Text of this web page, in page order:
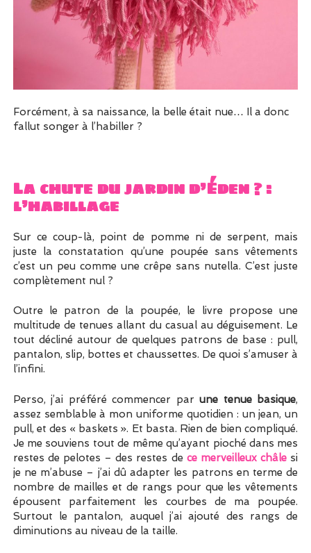
Forcément, à sa naissance, la belle était nue… Il a donc
fallut songer à l’habiller ?
La chute du jardin d’Éden ? :
l’habillage
Sur ce coup-là, point de pomme ni de serpent, mais
juste la constatation qu’une poupée sans vêtements
c’est un peu comme une crêpe sans nutella. C’est juste
complètement nul ?
Outre le patron de la poupée, le livre propose une
multitude de tenues allant du casual au déguisement. Le
tout décliné autour de quelques patrons de base : pull,
pantalon, slip, bottes et chaussettes. De quoi s’amuser à
l’infini.
Perso, j’ai préféré commencer parune tenue basique,
assez semblable à mon uniforme quotidien : un jean, un
pull, et des « baskets ». Et basta. Rien de bien compliqué.
Je me souviens tout de même qu’ayant pioché dans mes
restes de pelotes – des restes de ce merveilleux châle si
je ne m’abuse – j’ai dû adapter les patrons en terme de
nombre de mailles et de rangs pour que les vêtements
épousent parfaitement les courbes de ma poupée.
Surtout le pantalon, auquel j’ai ajouté des rangs de
diminutions au niveau de la taille.